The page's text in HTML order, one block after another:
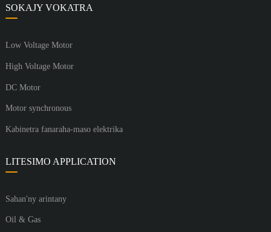
SOKAJY VOKATRA
Low Voltage Motor
High Voltage Motor
DC Motor
Motor synchronous
Kabinetra fanaraha-maso elektrika
LITESIMO APPLICATION
Sahan'ny arintany
Oil & Gas